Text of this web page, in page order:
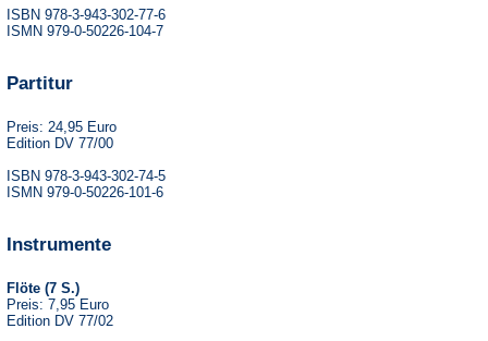
ISBN 978-3-943-302-77-6
ISMN 979-0-50226-104-7
Partitur
Preis: 24,95 Euro
Edition DV 77/00
ISBN 978-3-943-302-74-5
ISMN 979-0-50226-101-6
Instrumente
Flöte (7 S.)
Preis: 7,95 Euro
Edition DV 77/02